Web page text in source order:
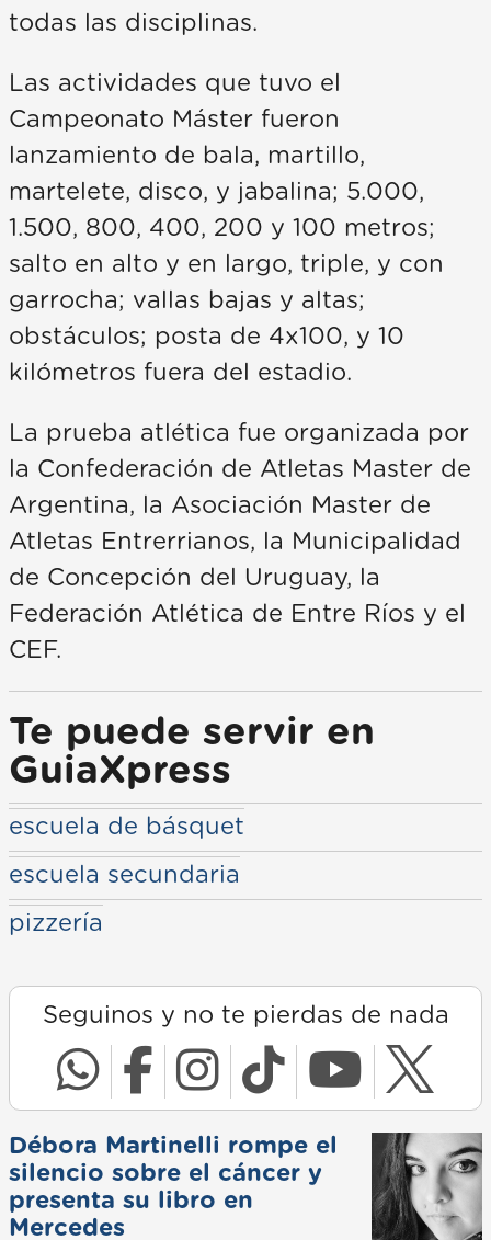
todas las disciplinas.
Las actividades que tuvo el
Campeonato Máster fueron
lanzamiento de bala, martillo,
martelete, disco, y jabalina; 5.000,
1.500, 800, 400, 200 y 100 metros;
salto en alto y en largo, triple, y con
garrocha; vallas bajas y altas;
obstáculos; posta de 4x100, y 10
kilómetros fuera del estadio.
La prueba atlética fue organizada por
la Confederación de Atletas Master de
Argentina, la Asociación Master de
Atletas Entrerrianos, la Municipalidad
de Concepción del Uruguay, la
Federación Atlética de Entre Ríos y el
CEF.
Te puede servir en
GuiaXpress
escuela de básquet
escuela secundaria
pizzería
Seguinos y no te pierdas de nada
Débora Martinelli rompe el
silencio sobre el cáncer y
presenta su libro en
Mercedes